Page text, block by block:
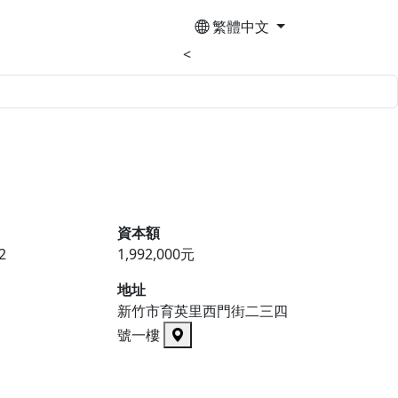
繁體中文
<
資本額
1,992,000元
地址
新竹市育英里西門街二三四
號一樓